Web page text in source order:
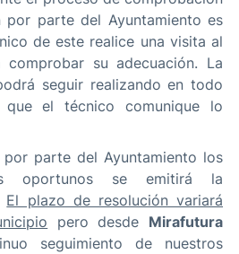
por parte del Ayuntamiento es
de este realice una visita al
comprobar su adecuación. La
seguir realizando en todo
el técnico comunique lo
parte del Ayuntamiento los
oportunos se emitirá la
El plazo de resolución variará
pero desde Mirafutura
seguimiento de nuestros